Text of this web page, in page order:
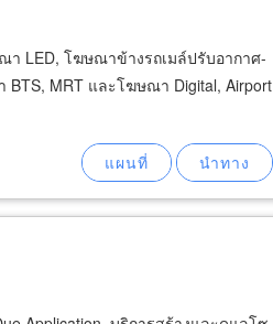
LED, โฆษณาข้างรถเมล์ปรับอากาศ-
MRT และโฆษณา Digital, Airport